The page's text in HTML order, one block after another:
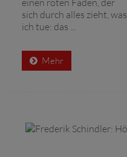
sich durch alles zieht, was
ich tue: das ...
Mehr